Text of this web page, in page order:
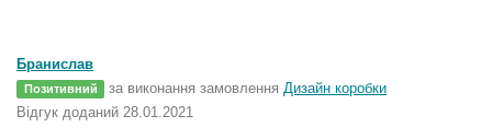
Бранислав
Позитивний за виконання замовленняДизайн коробки
Відгук доданий 28.01.2021